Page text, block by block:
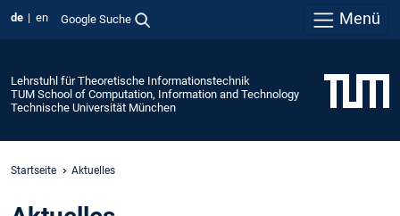
de en Google Suche Menü
Lehrstuhl für Theoretische Informationstechnik
TUM School of Computation, Information and Technology
Technische Universität München
Startseite Aktuelles